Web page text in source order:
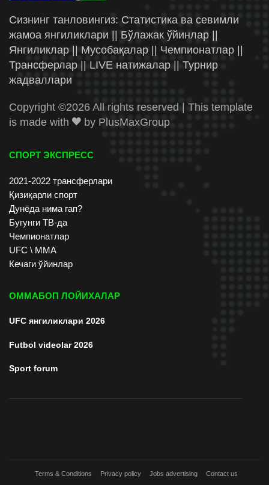
Сизнинг танловингиз: Статистика ва севимли
жамоа янгиликлари || Бўлажак ўйинлар ||
Янгиликлар || Мусобақалар || Чемпионатлар ||
Трансферлар || LIVE натижалар || Турнир
жадваллари
Copyright ©2026 All rights reserved | This template
is made with
by PlusMaxGroup
СПОРТ ЭКСПРЕСС
2021-2022 трансферлари
Қизиқарли спорт
Дунёда нима гап?
Бугунги ТВ-да
Чемпионатлар
UFC \ ММА
Кечаги ўйинлар
ОММАБОП ЛОЙИХАЛАР
UFC янгиликлари 2026
Futbol videolar 2026
Sport forum
Terms & Conditions Privacy policy Jobs advertising Contact us